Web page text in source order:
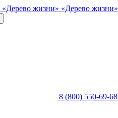
«Дерево жизни»
8 (800) 550-69-68